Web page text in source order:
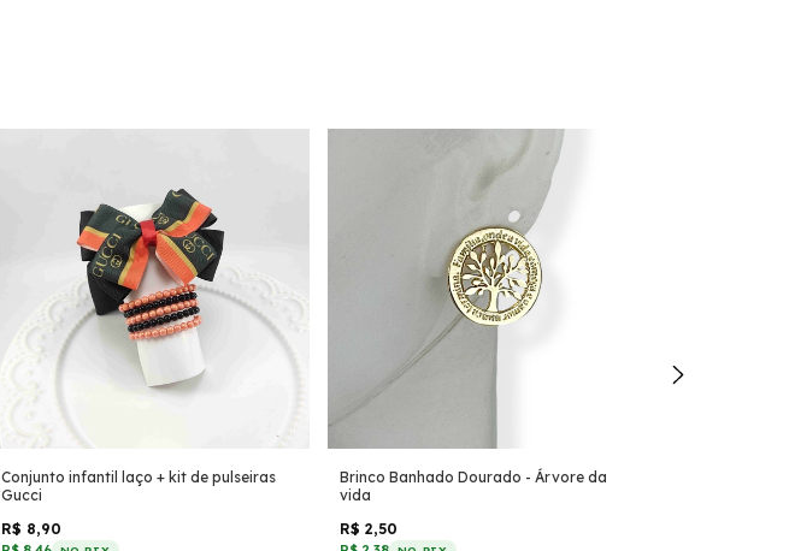
Conjunto infantil laço + kit de pulseiras
Gucci
R$ 8,90
Brinco Banhado Dourado - Árvore da
vida
R$ 2,50